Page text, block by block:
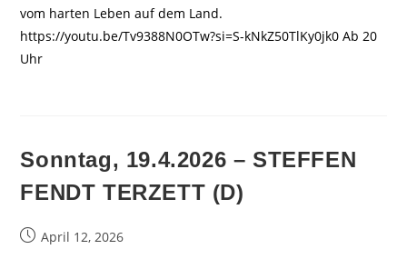
vom harten Leben auf dem Land.
https://youtu.be/Tv9388N0OTw?si=S-kNkZ50TlKy0jk0 Ab 20
Uhr
Sonntag, 19.4.2026 – STEFFEN
FENDT TERZETT (D)
BeitragApril 12, 2026